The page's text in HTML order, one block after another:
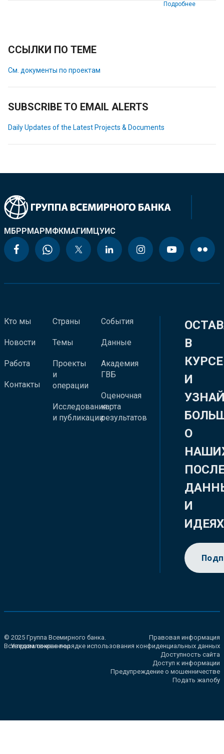
Подробнее
ССЫЛКИ ПО ТЕМЕ
См. документы по проектам
SUBSCRIBE TO EMAIL ALERTS
Daily Updates of the Latest Projects & Documents
МБРРМАРМФКМАГИМЦУИС
Кто мы
Новости
Работа
Контакты
Страны
Темы
Проекты
и
операции
Исследования
и публикации
События
Данные
Академия
ГВБ
Оценочная
карта
результатов
В
КУРСЕ
И
О
И
ИДЕЯХ
© 2025 Группа Всемирного банка.
Все права сохранены.
Правовая информация
Уведомление о порядке использования конфиденциальных данных
Доступность сайта
Доступ к информации
Предупреждение о мошенничестве
Подать жалобу